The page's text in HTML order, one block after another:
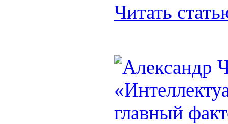
Читать